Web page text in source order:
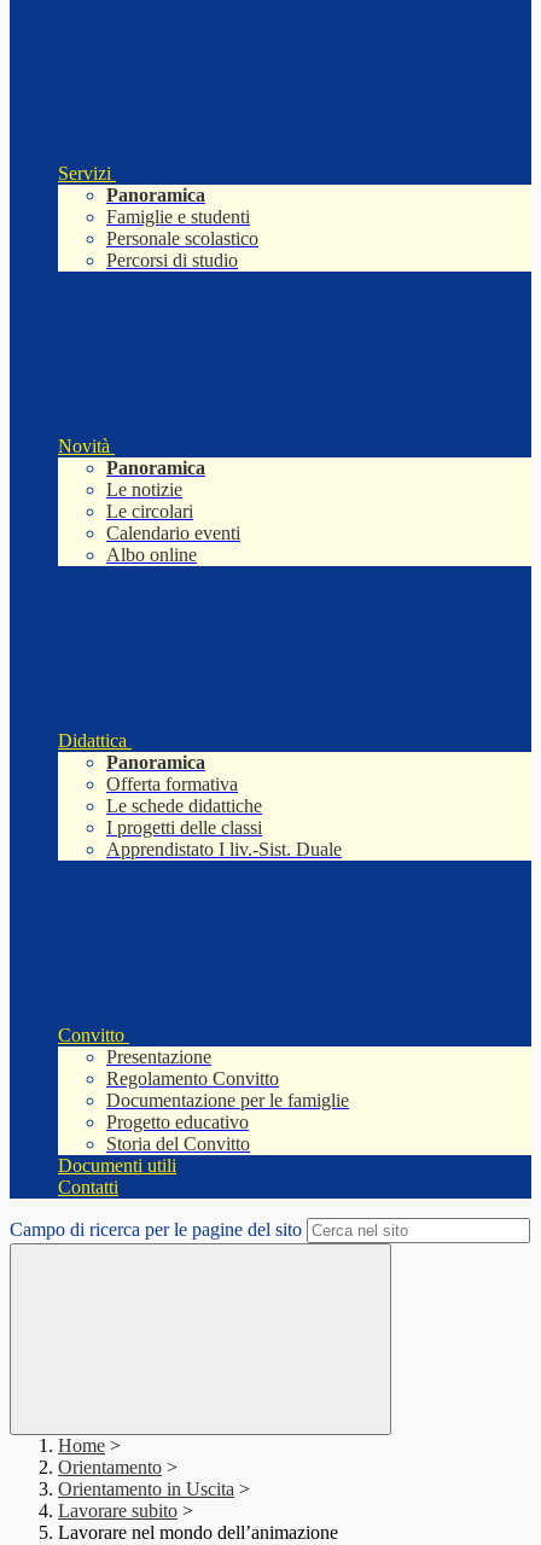
Servizi
Panoramica
Famiglie e studenti
Personale scolastico
Percorsi di studio
Novità
Panoramica
Le notizie
Le circolari
Calendario eventi
Albo online
Didattica
Panoramica
Offerta formativa
Le schede didattiche
I progetti delle classi
Apprendistato I liv.-Sist. Duale
Convitto
Presentazione
Regolamento Convitto
Documentazione per le famiglie
Progetto educativo
Storia del Convitto
Documenti utili
Contatti
Campo di ricerca per le pagine del sito
Home >
Orientamento >
Orientamento in Uscita >
Lavorare subito >
Lavorare nel mondo dell’animazione